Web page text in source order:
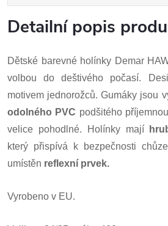
Detailní popis
Dětské barevné holínky Demar
volbou do deštivého počasí.
motivem jednorožců. Gumáky jsou
odolného PVC podšitého
velice pohodlné. Holínky mají
který přispívá k bezpečnosti
umístěn reflexní prvek.
Vyrobeno v EU.